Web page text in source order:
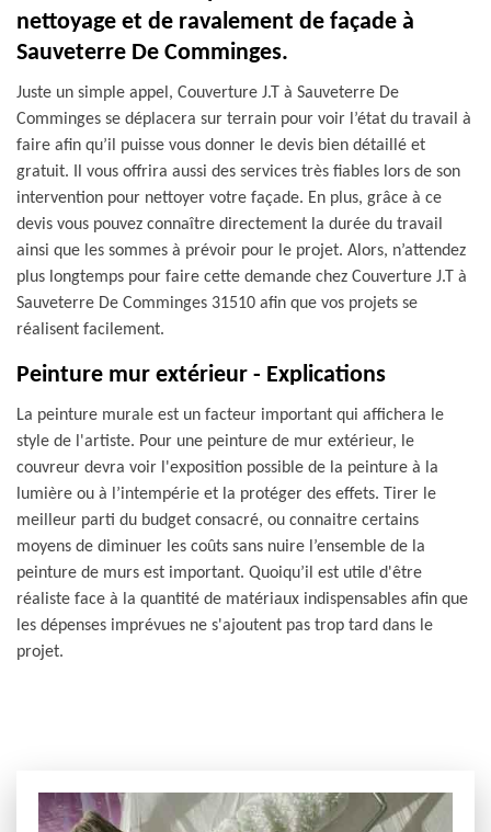
nettoyage et de ravalement de façade à
Sauveterre De Comminges.
Juste un simple appel, Couverture J.T à Sauveterre De
Comminges se déplacera sur terrain pour voir l’état du travail à
faire afin qu’il puisse vous donner le devis bien détaillé et
gratuit. Il vous offrira aussi des services très fiables lors de son
intervention pour nettoyer votre façade. En plus, grâce à ce
devis vous pouvez connaître directement la durée du travail
ainsi que les sommes à prévoir pour le projet. Alors, n’attendez
plus longtemps pour faire cette demande chez Couverture J.T à
Sauveterre De Comminges 31510 afin que vos projets se
réalisent facilement.
Peinture mur extérieur - Explications
La peinture murale est un facteur important qui affichera le
style de l'artiste. Pour une peinture de mur extérieur, le
couvreur devra voir l'exposition possible de la peinture à la
lumière ou à l’intempérie et la protéger des effets. Tirer le
meilleur parti du budget consacré, ou connaitre certains
moyens de diminuer les coûts sans nuire l’ensemble de la
peinture de murs est important. Quoiqu’il est utile d'être
réaliste face à la quantité de matériaux indispensables afin que
les dépenses imprévues ne s'ajoutent pas trop tard dans le
projet.